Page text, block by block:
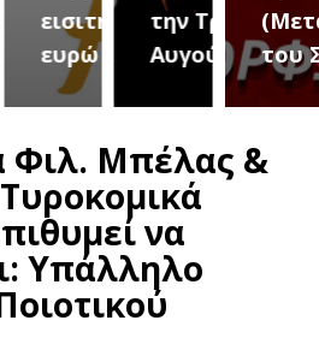
εισιτήριο 2
ευρώ
την Τρίτη 18
Αυγούστουτου
Φιλ. Μπέλας &
να
Υπάλληλο